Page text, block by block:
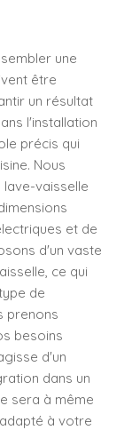
une
être
un résultat
l'installation
précis qui
Nous
vaisselle
et de
d'un vaste
ce qui
de
prenons
besoins
d'un
dans un
sera à même
à votre